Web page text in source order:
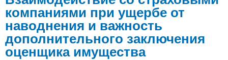
компаниями при ущербе от
наводнения и важность
дополнительного заключения
оценщика имущества